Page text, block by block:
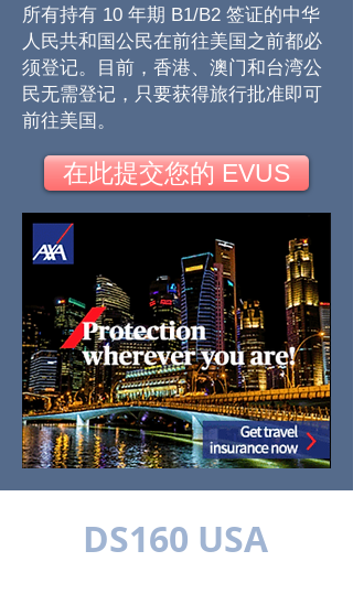
所有持有 10 年期 B1/B2 签证的中华
人民共和国公民在前往美国之前都必
须登记。目前，香港、澳门和台湾公
民无需登记，只要获得旅行批准即可
前往美国。
在此提交您的 EVUS
DS160 USA